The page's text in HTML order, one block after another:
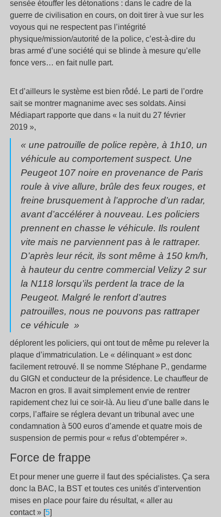
sensée étouffer les détonations : dans le cadre de la
guerre de civilisation en cours, on doit tirer à vue sur les
voyous qui ne respectent pas l’intégrité
physique/mission/autorité de la police, c’est-à-dire du
bras armé d’une société qui se blinde à mesure qu’elle
fonce vers… en fait nulle part.
Et d’ailleurs le système est bien rôdé. Le parti de l’ordre
sait se montrer magnanime avec ses soldats. Ainsi
Médiapart rapporte que dans « la nuit du 27 février
2019 »,
« une patrouille de police repère, à 1h10, un
véhicule au comportement suspect. Une
Peugeot 107 noire en provenance de Paris
roule à vive allure, brûle des feux rouges, et
freine brusquement à l’approche d’un radar,
avant d’accélérer à nouveau. Les policiers
prennent en chasse le véhicule. Ils roulent
vite mais ne parviennent pas à le rattraper.
D’après leur récit, ils sont même à 150 km/h,
à hauteur du centre commercial Velizy 2 sur
la N118 lorsqu’ils perdent la trace de la
Peugeot. Malgré le renfort d’autres
patrouilles, nous ne pouvons pas rattraper
ce véhicule »
déplorent les policiers, qui ont tout de même pu relever la
plaque d’immatriculation. Le « délinquant » est donc
facilement retrouvé. Il se nomme Stéphane P., gendarme
du GIGN et conducteur de la présidence. Le chauffeur de
Macron en gros. Il avait simplement envie de rentrer
rapidement chez lui ce soir-là. Au lieu d’une balle dans le
corps, l’affaire se réglera devant un tribunal avec une
condamnation à 500 euros d’amende et quatre mois de
suspension de permis pour « refus d’obtempérer ».
Force de frappe
Et pour mener une guerre il faut des spécialistes. Ça sera
donc la BAC, la BST et toutes ces unités d’intervention
mises en place pour faire du résultat, « aller au
contact » [5]